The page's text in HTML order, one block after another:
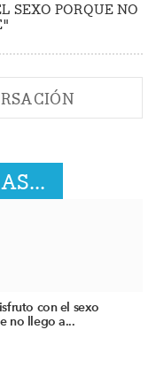
SEXO PORQUE NO
con el sexo
no llego a...